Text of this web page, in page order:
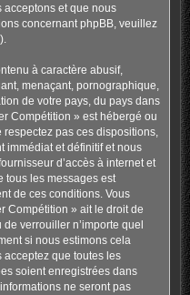
et que nous
concernant phpBB, veuillez
à caractère abusif,
menaçant, pornographique,
de votre pays, du pays dans
Compétition » est hébergé ou
pas ces dispositions,
immédiat et définitif et nous
d’accès à internet et
tous les messages est
de ces conditions. Vous
Compétition » ait le droit de
verrouiller n’importe quel
si nous estimons cela
acceptez que toutes les
soient enregistrées dans
ne seront pas